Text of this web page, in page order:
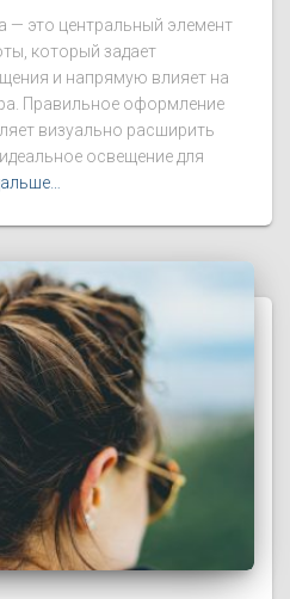
— это центральный элемент
который задает
и напрямую влияет на
Правильное оформление
визуально расширить
освещение для